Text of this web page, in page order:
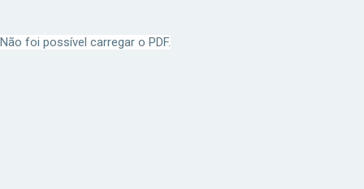
Não foi possível carregar o PDF.